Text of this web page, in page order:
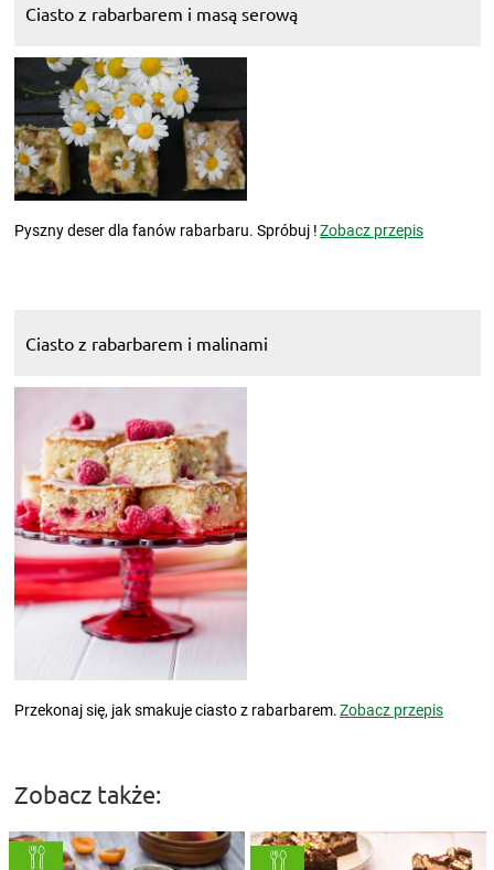
Ciasto z rabarbarem i masą serową
Pyszny deser dla fanów rabarbaru. Spróbuj !Zobacz przepis
Ciasto z rabarbarem i malinami
Przekonaj się, jak smakuje ciasto z rabarbarem.Zobacz przepis
Zobacz także: